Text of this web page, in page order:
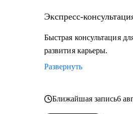
технологий, маркетинга,
траектории карьерного
• Тем, кому необходимо
карьерного развития,
Экспресс-
Быстрая консультация
развития карьеры.
Развернуть
Ближайшая запись6